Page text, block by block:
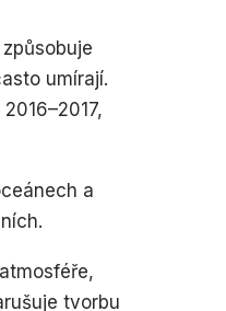
umírají.
a
tvorbu